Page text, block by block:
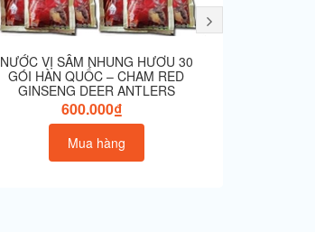
NƯỚC VỊ SÂM NHUNG HƯƠU 30
GÓI HÀN QUỐC – CHAM RED
GINSENG DEER ANTLERS
600.000₫
Mua hàng